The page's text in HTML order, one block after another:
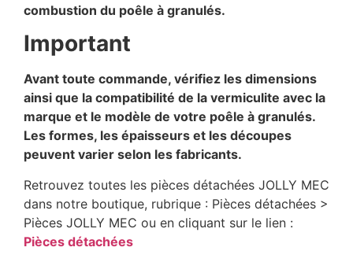
combustion du poêle à granulés.
Important
Avant toute commande, vérifiez les dimensions
ainsi que la compatibilité de la vermiculite avec la
marque et le modèle de votre poêle à granulés.
Les formes, les épaisseurs et les découpes
peuvent varier selon les fabricants.
Retrouvez toutes les pièces détachées JOLLY MEC
dans notre boutique, rubrique : Pièces détachées >
Pièces JOLLY MEC ou en cliquant sur le lien :
Pièces détachées